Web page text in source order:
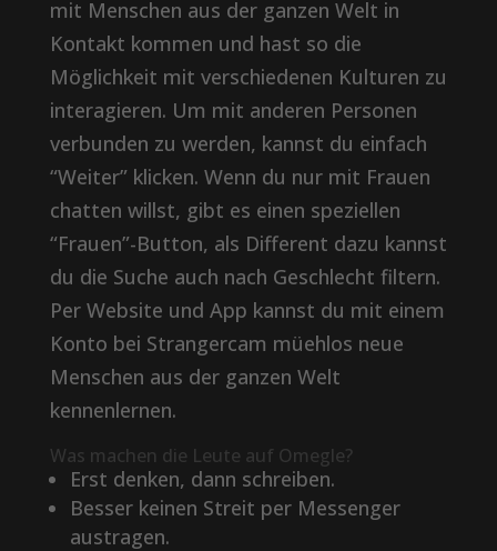
mit Menschen aus der ganzen Welt in
Kontakt kommen und hast so die
Möglichkeit mit verschiedenen Kulturen zu
interagieren. Um mit anderen Personen
verbunden zu werden, kannst du einfach
“Weiter” klicken. Wenn du nur mit Frauen
chatten willst, gibt es einen speziellen
“Frauen”-Button, als Different dazu kannst
du die Suche auch nach Geschlecht filtern.
Per Website und App kannst du mit einem
Konto bei Strangercam müehlos neue
Menschen aus der ganzen Welt
kennenlernen.
Was machen die Leute auf Omegle?
Erst denken, dann schreiben.
Besser keinen Streit per Messenger
austragen.